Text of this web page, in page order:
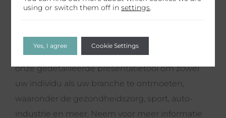
ervaringen die tegemoetkomen aan de unieke
behoeften van verschillende sectoren. Ontdek
onze gedetailleerde presentatietool om zowel
uw individu als uw branche te ontmoeten,
waaronder de gezondheidszorg, sport, auto-
industrie en meer. Neem voor meer informatie
using or switch them off insettings
Yes, I agree Cookie Settings